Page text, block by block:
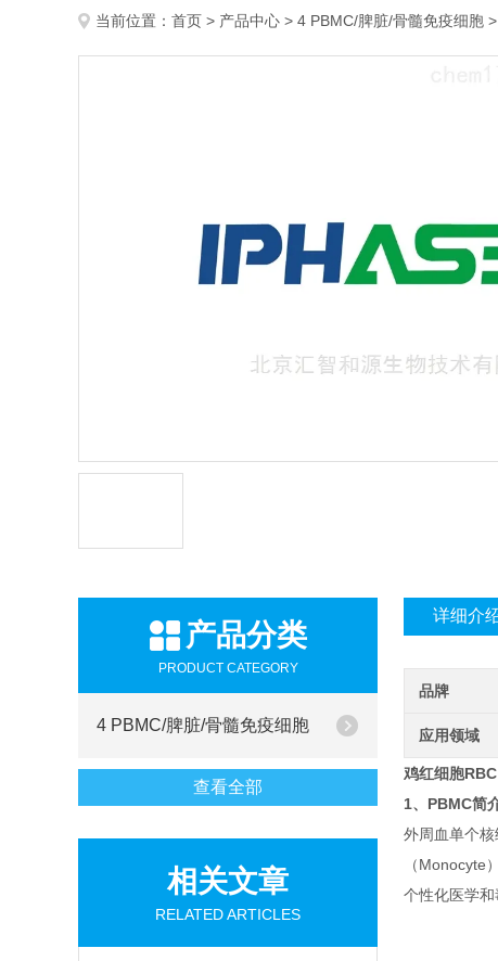
当前位置： 首页 > 产品中心 > 4 PBMC/脾脏/骨髓免疫细胞 >
产品分类
PRODUCT CATEGORY
4 PBMC/脾脏/骨髓免疫细胞
查看全部
相关文章
RELATED ARTICLES
详细介
品牌
应用领域
鸡红细胞RBC
1、PBMC简
外周血单个
（Monocyte
个性化医学和